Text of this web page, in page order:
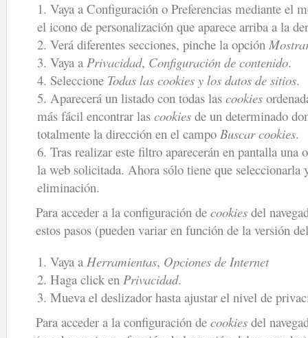
Vaya a Configuración o Preferencias mediante el
el icono de personalización que aparece arriba a la
Verá diferentes secciones, pinche la opción
Vaya a Privacidad, Configuración de contenido.
Seleccione Todas las cookies y los datos de sitios.
Aparecerá un listado con todas las cookies
más fácil encontrar las cookies de un determinado
totalmente la dirección en el campo Buscar cookies.
Tras realizar este filtro aparecerán en pantalla una
la web solicitada. Ahora sólo tiene que
eliminación.
Para acceder a la configuración de cookies del
estos pasos (pueden variar en función de la versión
Vaya a Herramientas, Opciones de Internet
Haga click en Privacidad.
Mueva el deslizador hasta ajustar el nivel de
Para acceder a la configuración de cookies del